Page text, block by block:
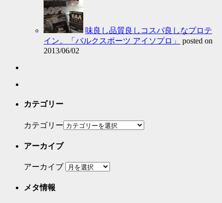
味良し品質良しコスパ良しなプロテ
イン。「バルクスポーツ アイソプロ」
posted on
2013/06/02
カテゴリー
カテゴリー
アーカイブ
アーカイブ
メタ情報